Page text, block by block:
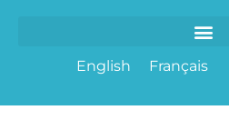
English Français